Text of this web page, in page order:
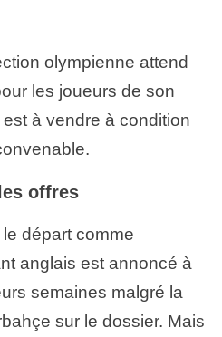
olympienne attend
les joueurs de son
à vendre à condition
offres
départ comme
anglais est annoncé à
semaines malgré la
sur le dossier. Mais